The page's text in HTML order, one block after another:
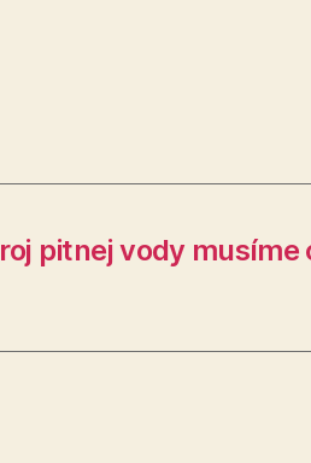
pitnej vody